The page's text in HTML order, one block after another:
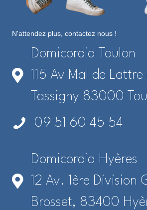
N'attendez plus, contactez nous !
Domicordia Toulon
115 Av Mal de Lattre
Tassigny 83000
09 51 60 45 54
Domicordia Hyères
12 Av. 1ère Division
Brosset, 83400